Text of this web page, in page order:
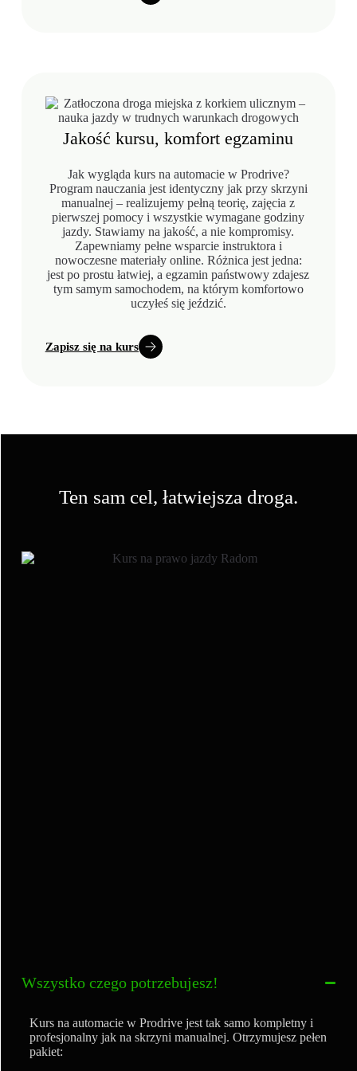
Jakość kursu, komfort egzaminu
Jak wygląda kurs na automacie w Prodrive?
Program nauczania jest identyczny jak przy skrzyni
manualnej – realizujemy pełną teorię, zajęcia z
pierwszej pomocy i wszystkie wymagane godziny
jazdy. Stawiamy na jakość, a nie kompromisy.
Zapewniamy pełne wsparcie instruktora i
nowoczesne materiały online. Różnica jest jedna:
jest po prostu łatwiej, a egzamin państwowy zdajesz
tym samym samochodem, na którym komfortowo
uczyłeś się jeździć.
Zapisz się na kurs
Ten sam cel, łatwiejsza droga.
Wszystko czego potrzebujesz!
Kurs na automacie w Prodrive jest tak samo kompletny i
profesjonalny jak na skrzyni manualnej. Otrzymujesz pełen
pakiet: